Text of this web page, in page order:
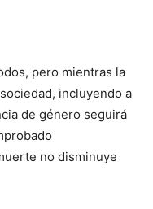
pero mientras la
incluyendo a
de género seguirá
no disminuye